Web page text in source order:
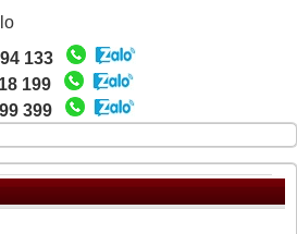
133
199
399